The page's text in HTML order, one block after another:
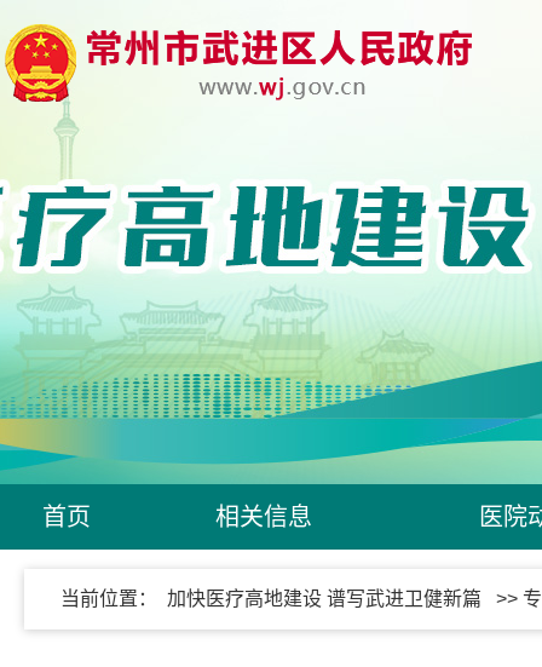
首页 相关信息 医院
当前位置： 加快医疗高地建设 谱写武进卫健新篇 >>